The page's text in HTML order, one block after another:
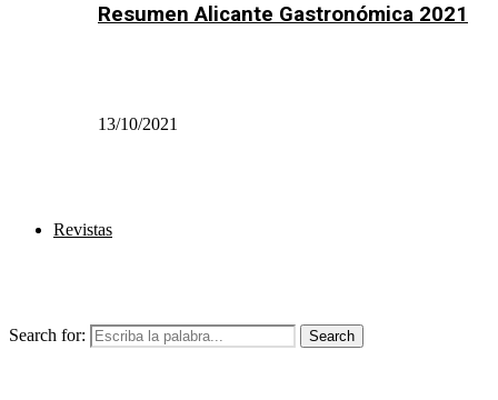
Resumen Alicante Gastronómica 2021
13/10/2021
Revistas
Search for: Search